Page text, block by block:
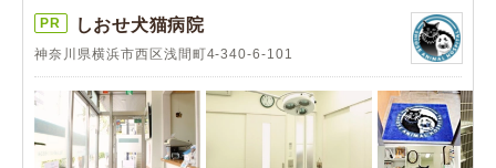
PR しおせ犬猫病院
神奈川県横浜市西区浅間町4-340-6-101